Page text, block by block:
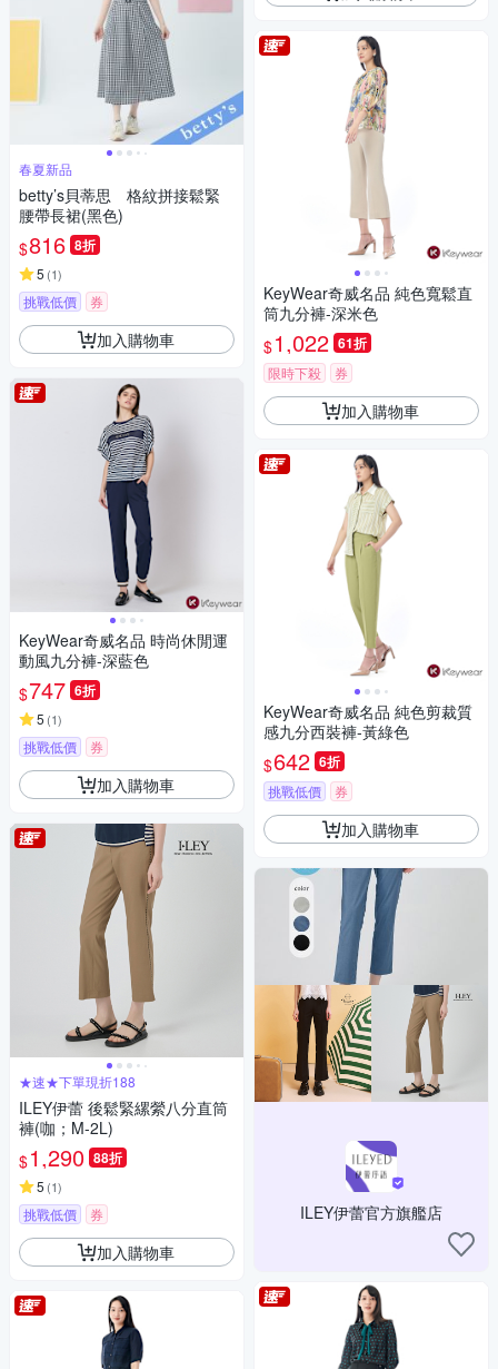
春夏新品
betty’s貝蒂思 格紋拼接鬆緊
腰帶長裙(黑色)
$816 8折
5 (1)
挑戰低價 券
加入購物車
KeyWear奇威名品 時尚休閒運
動風九分褲-深藍色
$747 6折
5 (1)
挑戰低價 券
加入購物車
★速★下單現折188
ILEY伊蕾 後鬆緊縲縈八分直筒
褲(咖；M-2L)
$1,290 88折
5 (1)
挑戰低價 券
加入購物車
KeyWear奇威名品 純色寬鬆直
筒九分褲-深米色
$1,022 61折
限時下殺 券
加入購物車
KeyWear奇威名品 純色剪裁質
感九分西裝褲-黃綠色
$642 6折
挑戰低價 券
加入購物車
ILEY伊蕾官方旗艦店